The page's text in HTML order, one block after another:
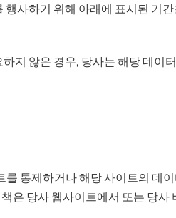
사하기 위해 아래에 표시된 기
지 않은 경우, 당사는 해당 데이
통제하거나 해당 사이트의 데
은 당사 웹사이트에서 또는 당사